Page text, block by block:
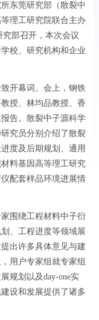
东莞研究部（散裂中
理工研究院联合主办
究部召开，本次会议
校、研究机构和企业
开幕词。会上，钢铁
授、林均品教授、香
告。散裂中子源科学
究员分别介绍了散裂
度及后期规划、通用
料基因高等理工研究
配套样品环境进展情
围绕工程材料中子衍
、工程进度等领域展
出许多具体意见与建
用户专家组就专家组
规划以及day-one实
设和发展提供了诸多